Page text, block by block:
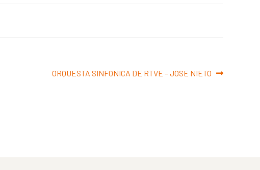
Siguiente:
ORQUESTA SINFONICA DE RTVE – JOSE NIETO